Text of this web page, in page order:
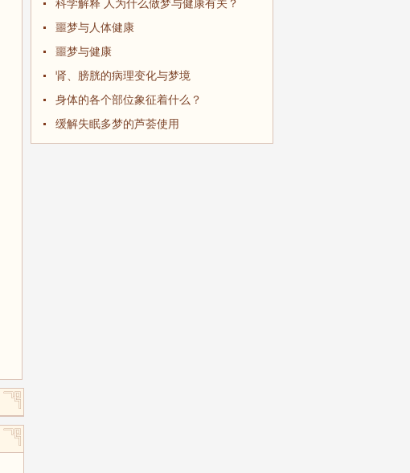
科学解释 人为什么做梦与健康有关？
噩梦与人体健康
噩梦与健康
肾、膀胱的病理变化与梦境
身体的各个部位象征着什么？
缓解失眠多梦的芦荟使用